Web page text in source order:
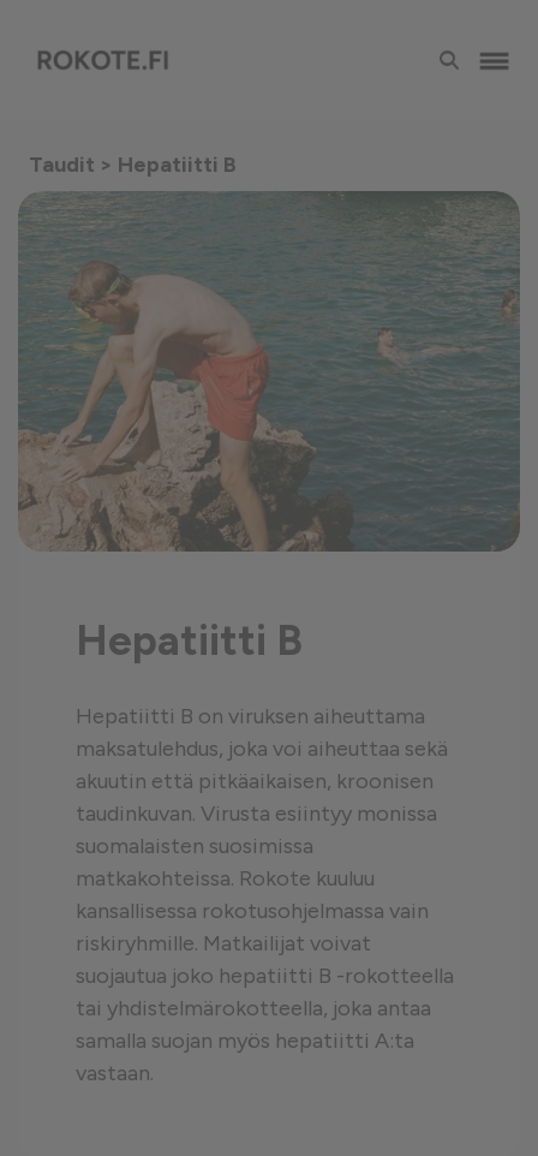
Taudit > Hepatiitti B
Hepatiitti B
Hepatiitti B on viruksen aiheuttama
maksatulehdus, joka voi aiheuttaa sekä
akuutin että pitkäaikaisen, kroonisen
taudinkuvan. Virusta esiintyy monissa
suomalaisten suosimissa
matkakohteissa. Rokote kuuluu
kansallisessa rokotusohjelmassa vain
riskiryhmille. Matkailijat voivat
suojautua joko hepatiitti B -rokotteella
tai yhdistelmärokotteella, joka antaa
samalla suojan myös hepatiitti A:ta
vastaan.